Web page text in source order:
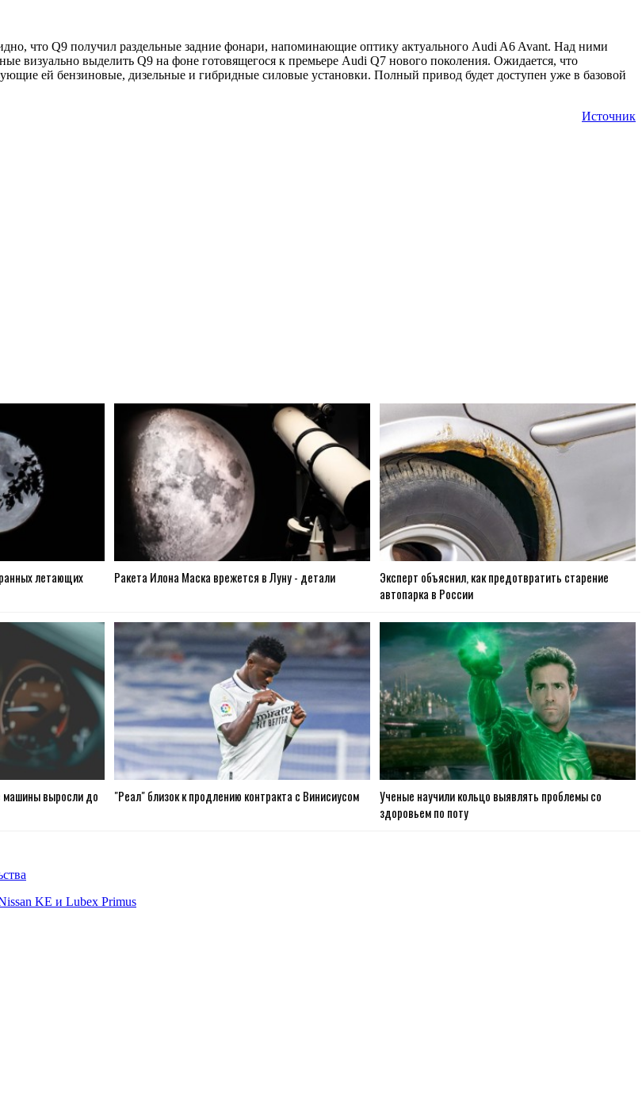
что Q9 получил раздельные задние фонари, напоминающие оптику актуального Audi A6 Avant. Над ними
визуально выделить Q9 на фоне готовящегося к премьере Audi Q7 нового поколения. Ожидается, что
ей бензиновые, дизельные и гибридные силовые установки. Полный привод будет доступен уже в базовой
Источник
летающих
Ракета Илона Маска врежется в Луну - детали
Эксперт объяснил, как предотвратить старение
автопарка в России
машины выросли до
"Реал" близок к продлению контракта с Винисиусом
Ученые научили кольцо выявлять проблемы со
здоровьем по поту
KE и Lubex Primus